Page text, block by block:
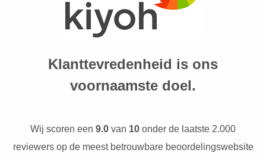
Klanttevredenheid is ons
voornaamste doel.
Wij scoren een 9.0 van 10 onder de laatste 2.000
reviewers op de meest betrouwbare beoordelingswebsite